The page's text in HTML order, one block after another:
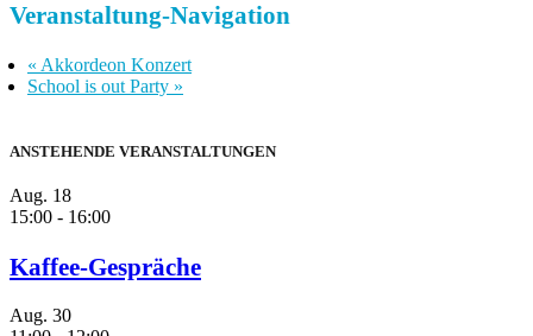
Veranstaltung-Navigation
« Akkordeon Konzert
School is out Party »
ANSTEHENDE VERANSTALTUNGEN
Aug. 18
15:00 - 16:00
Kaffee-Gespräche
Aug. 30